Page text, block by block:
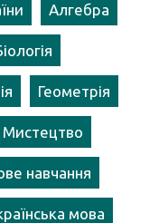
Алгебра
Геометрія
Мистецтво
навчання
мова